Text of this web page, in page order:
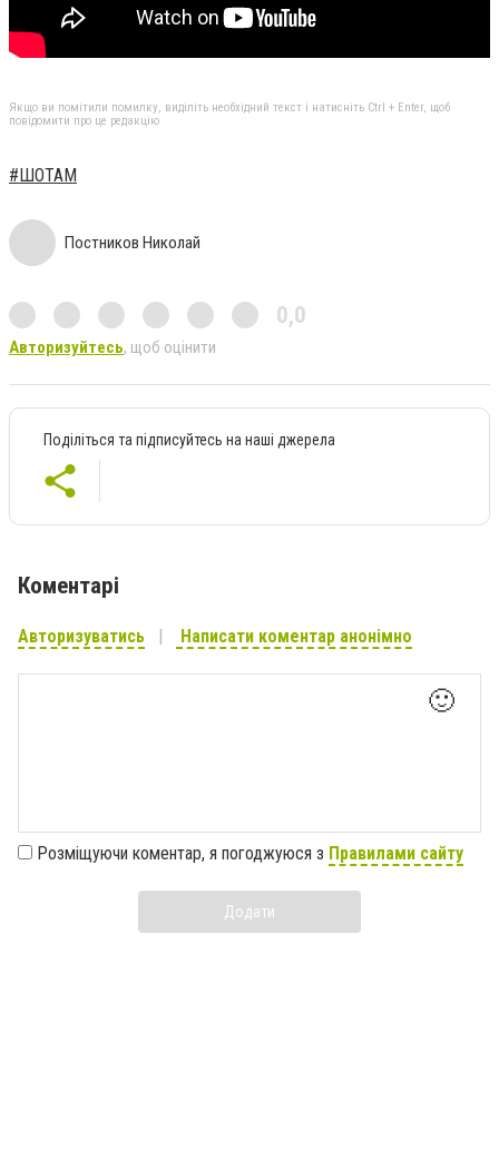
Якщо ви помітили помилку, виділіть необхідний текст і натисніть Ctrl + Enter, щоб
повідомити про це редакцію
#ШОТАМ
Постников Николай
0,0
Авторизуйтесь, щоб оцінити
Поділіться та підписуйтесь на наші джерела
Коментарі
Авторизуватись Написати коментар анонімно
🙂
Розміщуючи коментар, я погоджуюся з Правилами сайту
Додати